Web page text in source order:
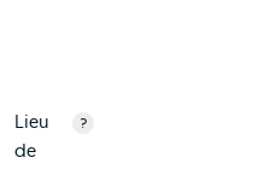
Lieu
de
?